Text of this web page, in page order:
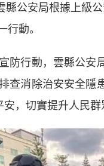
公安局根據上級公
行動。
行動，雲縣公安
查消除治安安全隱
，切實提升人民群